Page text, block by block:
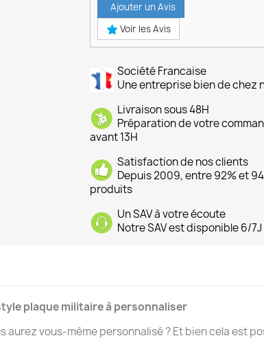
Ajouter un Avis
Voir les Avis
Société Francaise
Une entreprise bien de chez
Livraison sous 48H
Préparation de votre
avant 13H
Satisfaction de nos clients
Depuis 2009, entre 92% et
produits
Un SAV à votre écoute
Notre SAV est disponible 6/7J
plaque militaire à personnaliser
vous-même personnalisé ? Et bien cela est